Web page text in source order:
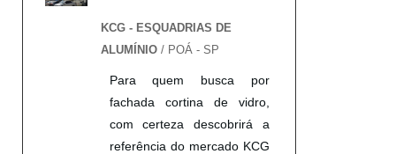
que conhecer a KCG
ALUMÍNIO. É possível
encontrar janelas de correr
e janelas maxim ar, focando
em tecnologia e
desenvolvimento no que
KCG - ESQUADRIAS DE
ALUMÍNIO / POÁ - SP
Para quem busca por
fachada cortina de vidro,
com certeza descobrirá a
referência do mercado KCG